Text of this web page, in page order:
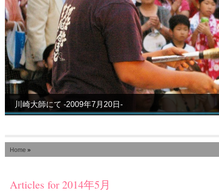
川崎大師にて -2009年7月20日-
Home »
Articles for 2014年5月